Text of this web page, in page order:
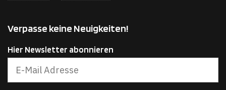
Verpasse keine Neuigkeiten!
Hier Newsletter abonnieren